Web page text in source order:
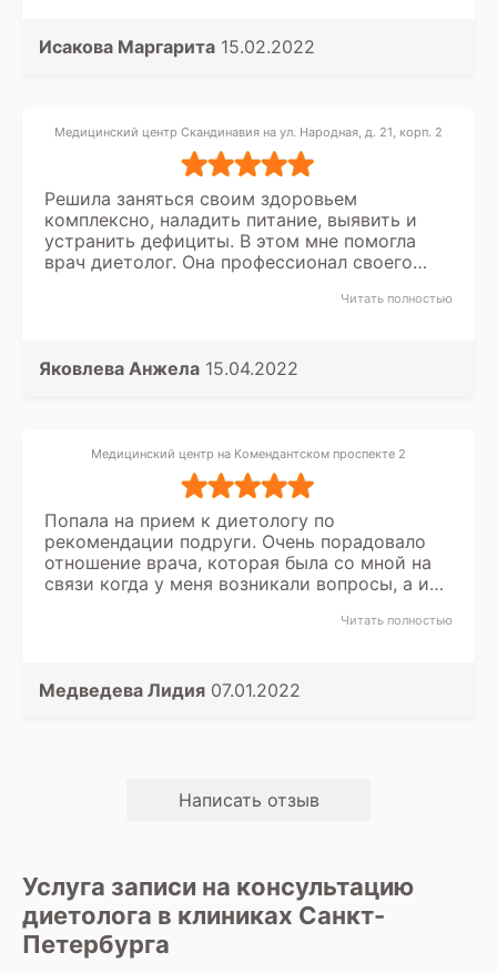
Исакова Маргарита 15.02.2022
Медицинский центр Скандинавия на ул. Народная, д. 21, корп. 2
Решила заняться своим здоровьем
комплексно, наладить питание, выявить и
устранить дефициты. В этом мне помогла
врач диетолог. Она профессионал своего
рассказала и дала рекомендации. ЕслиЧитать полностью
Яковлева Анжела 15.04.2022
Медицинский центр на Комендантском проспекте 2
Попала на прием к диетологу по
рекомендации подруги. Очень порадовало
отношение врача, которая была со мной на
связи когда у меня возникали вопросы, а их
поддерживала. Через 2,5 месяца я стала
Читать полностью
Медведева Лидия 07.01.2022
Написать отзыв
Услуга записи на консультацию
диетолога в клиниках Санкт-
Петербурга